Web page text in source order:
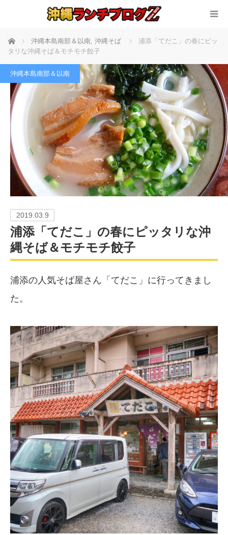
ホーム 沖縄本島南部＆以南, 沖縄そば
浦添「てだこ」の春にピッ
タリな沖縄そば＆モチモチ餃子
沖縄本島南部＆以南
2019.03.9
浦添「てだこ」の春にピッタリな沖
縄そば＆モチモチ餃子
浦添の人気そば屋さん「てだこ」に行ってきまし
た。